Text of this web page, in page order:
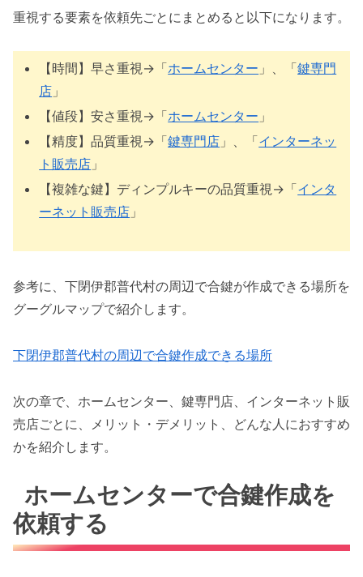
重視する要素を依頼先ごとにまとめると以下になります。
【時間】早さ重視→「ホームセンター 」、「鍵専門
店 」
【値段】安さ重視→「ホームセンター 」
【精度】品質重視→「鍵専門店 」、「インターネッ
ト販売店 」
【複雑な鍵】ディンプルキーの品質重視→「インタ
ーネット販売店 」
参考に、下閉伊郡普代村の周辺で合鍵が作成できる場所を
グーグルマップで紹介します。
下閉伊郡普代村の周辺で合鍵作成できる場所
次の章で、ホームセンター、鍵専門店、インターネット販
売店ごとに、メリット・デメリット、どんな人におすすめ
かを紹介します。
ホームセンターで合鍵作成を
依頼する